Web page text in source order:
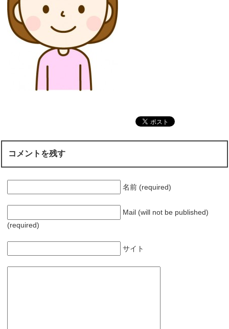
コメントを残す
名前 (required)
Mail (will not be published)
(required)
サイト